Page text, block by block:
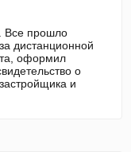
Все прошло
дистанционной
оформил
о
и